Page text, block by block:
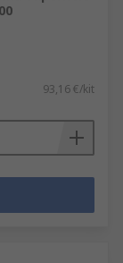
93,16 €/kit